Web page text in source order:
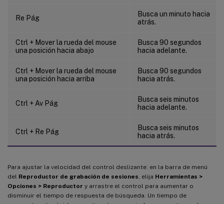
Re Pág
Busca un minuto hacia
atrás.
Ctrl + Mover la rueda del mouse
una posición hacia abajo
Busca 90 segundos
hacia adelante.
Ctrl + Mover la rueda del mouse
una posición hacia arriba
Busca 90 segundos
hacia atrás.
Ctrl + Av Pág
Busca seis minutos
hacia adelante.
Ctrl + Re Pág
Busca seis minutos
hacia atrás.
Para ajustar la velocidad del control deslizante: en la barra de menú
del Reproductor de grabación de sesiones, elija Herramientas >
Opciones > Reproductor y arrastre el control para aumentar o
disminuir el tiempo de respuesta de búsqueda. Un tiempo de